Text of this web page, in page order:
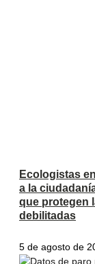
Ecologistas
a la
que protegen
debilitadas
5 de agosto de